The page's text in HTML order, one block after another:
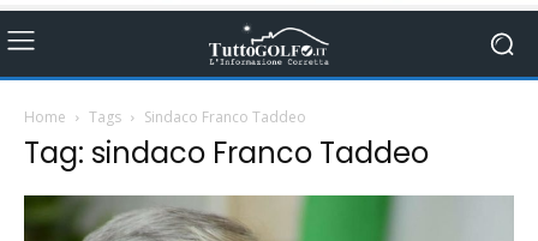
Home Tags Sindaco Franco Taddeo
Tag: sindaco Franco Taddeo